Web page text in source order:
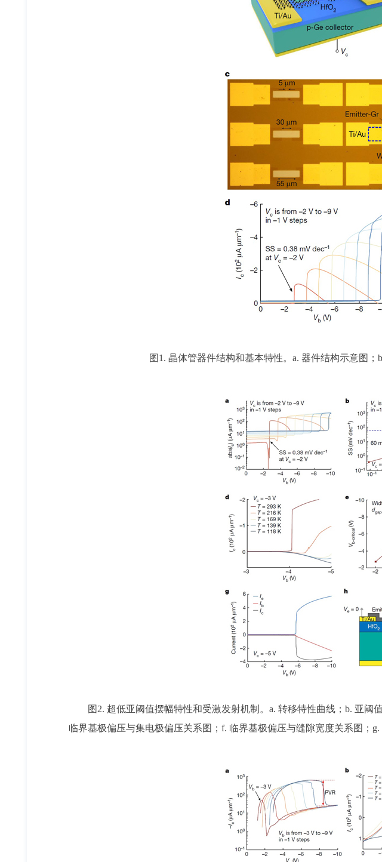
图1. 晶体管器件结构和基本特性。a. 器件结构示意图
图2. 超低亚阈值摆幅特性和受激发射机制。a. 转移特性曲线；b. 亚
临界基极偏压与集电极偏压关系图；f. 临界基极偏压与缝隙宽度关系图；